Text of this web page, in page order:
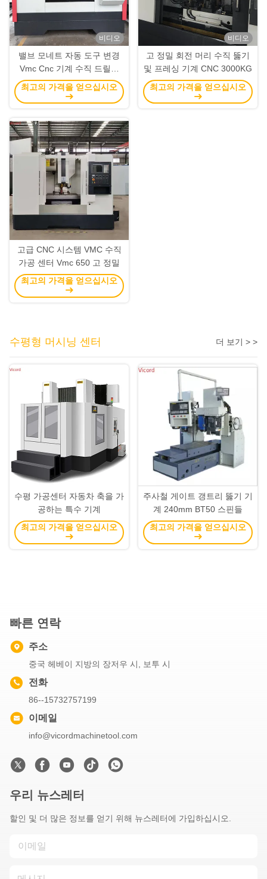
비디오
밸브 모네트 자동 도구 변경
Vmc Cnc 기계 수직 드릴링
및 터핑 기계
최고의 가격을 얻으십시오
비디오
고 정밀 회전 머리 수직 뚫기
및 프레싱 기계 CNC 3000KG
최고의 가격을 얻으십시오
고급 CNC 시스템 VMC 수직
가공 센터 Vmc 650 고 정밀
최고의 가격을 얻으십시오
수평형 머시닝 센터 더 보기 > >
수평 가공센터 자동차 축을 가
공하는 특수 기계
최고의 가격을 얻으십시오
주사철 게이트 갱트리 뚫기 기
계 240mm BT50 스핀들
최고의 가격을 얻으십시오
빠른 연락
주소
중국 헤베이 지방의 장저우 시, 보투 시
전화
86--15732757199
이메일
info@vicordmachinetool.com
우리 뉴스레터
할인 및 더 많은 정보를 얻기 위해 뉴스레터에 가입하십시오.